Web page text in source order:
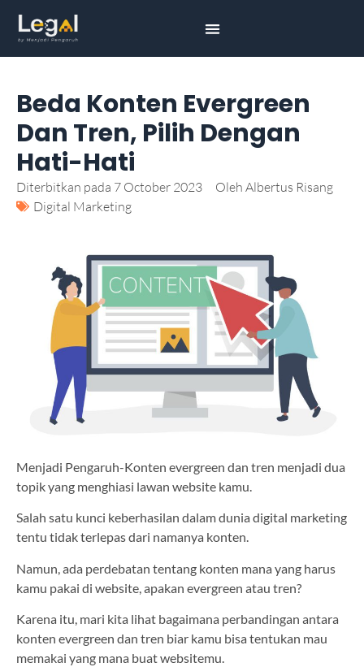
Beda Konten Evergreen
Dan Tren, Pilih Dengan
Hati-Hati
Diterbitkan pada 7 October 2023 Oleh Albertus Risang
Digital Marketing
Menjadi Pengaruh-Konten evergreen dan tren menjadi dua
topik yang menghiasi lawan website kamu.
Salah satu kunci keberhasilan dalam dunia digital marketing
tentu tidak terlepas dari namanya konten.
Namun, ada perdebatan tentang konten mana yang harus
kamu pakai di website, apakan evergreen atau tren?
Karena itu, mari kita lihat bagaimana perbandingan antara
konten evergreen dan tren biar kamu bisa tentukan mau
memakai yang mana buat websitemu.